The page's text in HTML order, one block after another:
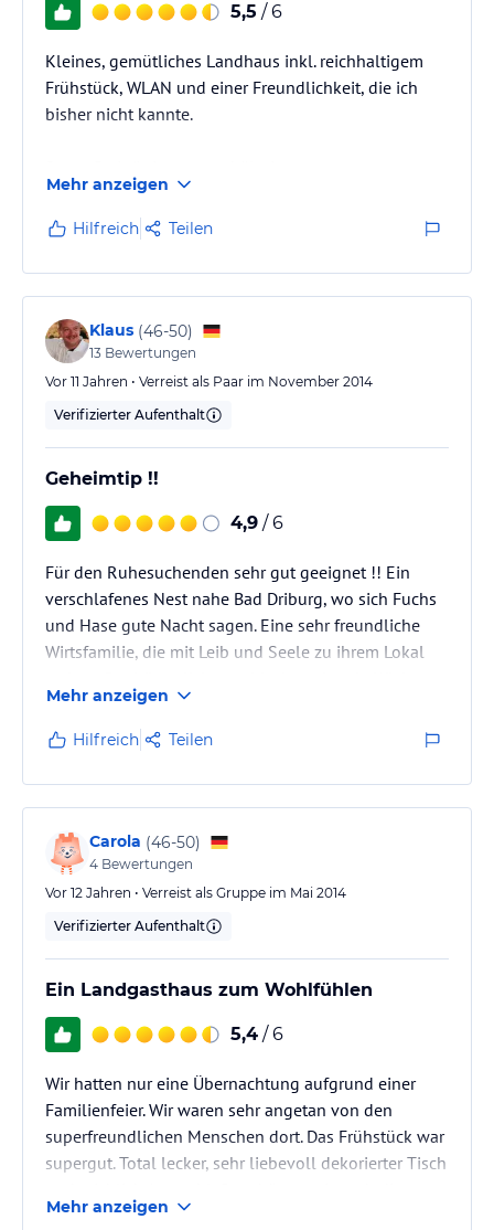
5,5 / 6
Kleines, gemütliches Landhaus inkl. reichhaltigem
Frühstück, WLAN und einer Freundlichkeit, die ich
bisher nicht kannte.
Mehr anzeigen
Hilfreich Teilen
Klaus (46-50)
13 Bewertungen
Vor 11 Jahren • Verreist als Paar im November 2014
Verifizierter Aufenthalt
Geheimtip !!
4,9 / 6
Für den Ruhesuchenden sehr gut geeignet !! Ein
verschlafenes Nest nahe Bad Driburg, wo sich Fuchs
und Hase gute Nacht sagen. Eine sehr freundliche
Wirtsfamilie, die mit Leib und Seele zu ihrem Lokal
Preis- Leistungsverhältnis ist unschlagbar. Wir
kommen wieder...
Mehr anzeigen
Hilfreich Teilen
Carola (46-50)
4 Bewertungen
Vor 12 Jahren • Verreist als Gruppe im Mai 2014
Verifizierter Aufenthalt
Ein Landgasthaus zum Wohlfühlen
5,4 / 6
Wir hatten nur eine Übernachtung aufgrund einer
Familienfeier. Wir waren sehr angetan von den
superfreundlichen Menschen dort. Das Frühstück war
supergut. Total lecker, sehr liebevoll dekorierter Tisch
warmen Speisen dort probiert, denn die Speisekarte
Mehr anzeigen